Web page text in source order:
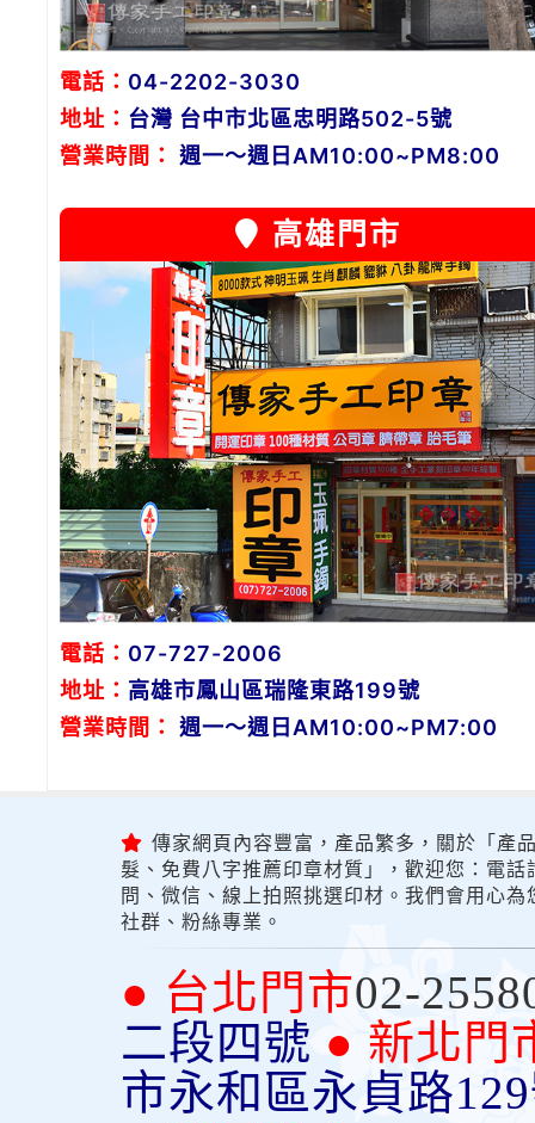
電話： 04-2202-3030
地址： 台灣 台中市北區忠明路502-5號
營業時間：
週一～週日AM10:00~PM8:00
高雄門市
電話： 07-727-2006
地址： 高雄市鳳山區瑞隆東路199號
營業時間：
週一～週日AM10:00~PM7:00
傳家網頁內容豐富，產品繁多，關於「產
髮、免費八字推薦印章材質」，歡迎您：電
問、微信、線上拍照挑選印材。我們會用心
社群、粉絲專業。
● 台北門市02-
二段四號 ● 新北門
市永和區永貞路